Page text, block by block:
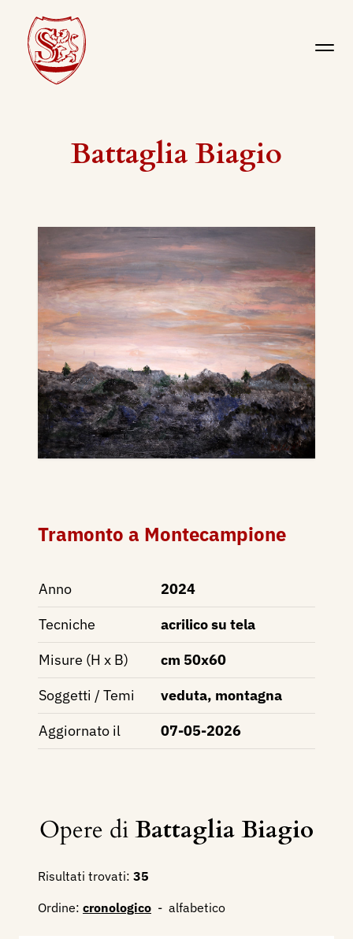
Battaglia Biagio
Tramonto a Montecampione
Anno
2024
Tecniche
acrilico su tela
Misure (H x B)
cm 50x60
Soggetti / Temi
veduta, montagna
Aggiornato il
07-05-2026
Opere diBattaglia Biagio
Risultati trovati: 35
Ordine: cronologico - alfabetico